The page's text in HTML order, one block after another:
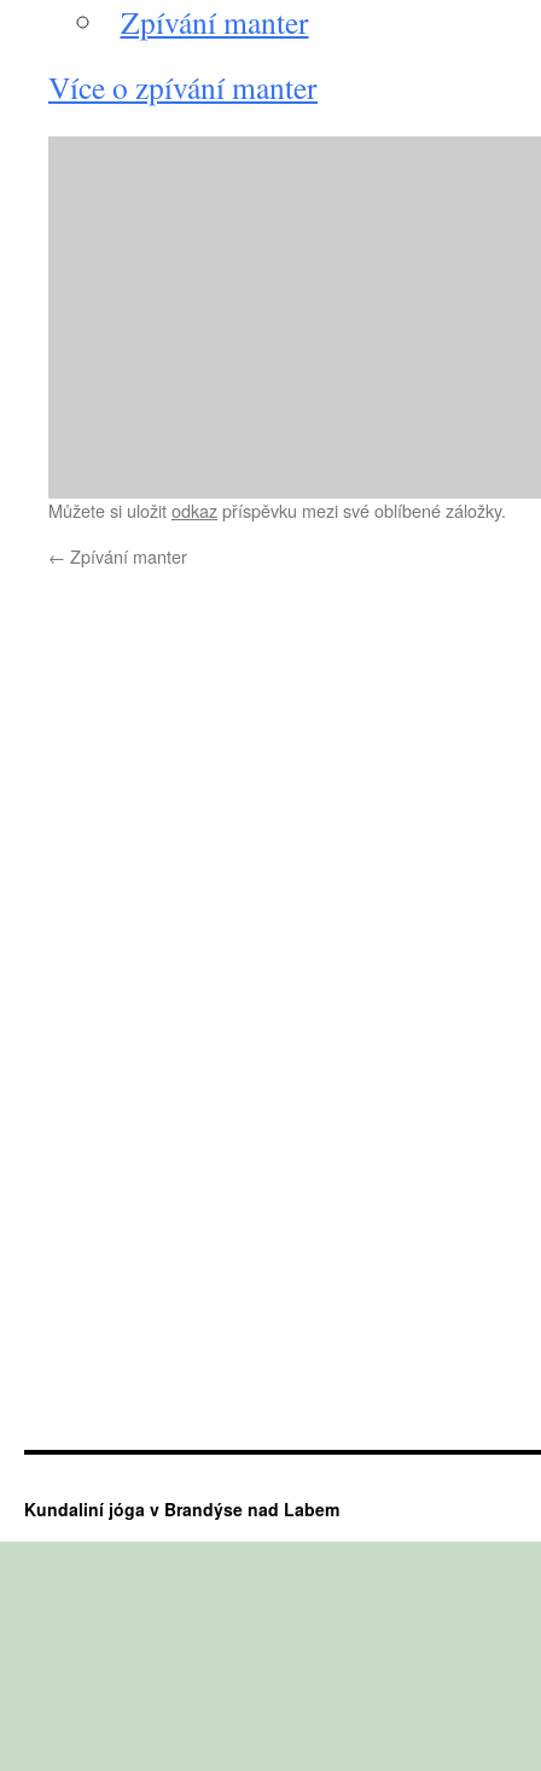
Zpívání manter
Více o zpívání manter
Můžete si uložitodkazpříspěvku mezi své oblíbené záložky.
← Zpívání manter
Kundaliní jóga v Brandýse nad Labem